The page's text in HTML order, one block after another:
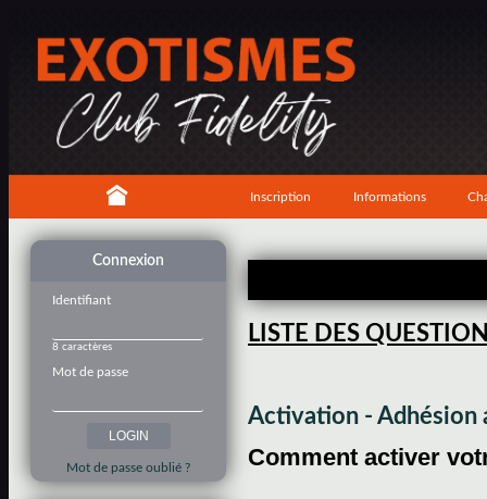
Inscription Informations
Connexion
Identifiant
8 caractères
Mot de passe
Mot de passe oublié ?
LISTE DES
Activation - Adhésion
Comment activer